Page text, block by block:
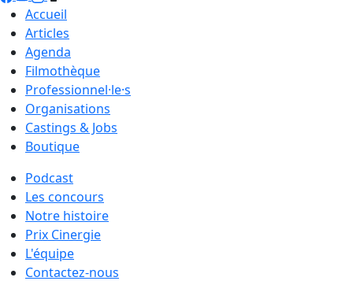
Accueil
Articles
Agenda
Filmothèque
Professionnel·le·s
Organisations
Castings & Jobs
Boutique
Podcast
Les concours
Notre histoire
Prix Cinergie
L'équipe
Contactez-nous